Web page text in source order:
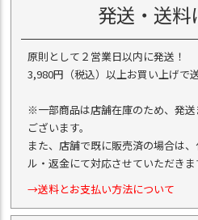
発送・送料
原則として２営業日以内に発送！
3,980円（税込）以上お買い上げで
※一部商品は店舗在庫のため、発
ございます。
また、店舗で既に販売済の場合は
ル・返金にて対応させていただきま
→送料とお支払い方法について